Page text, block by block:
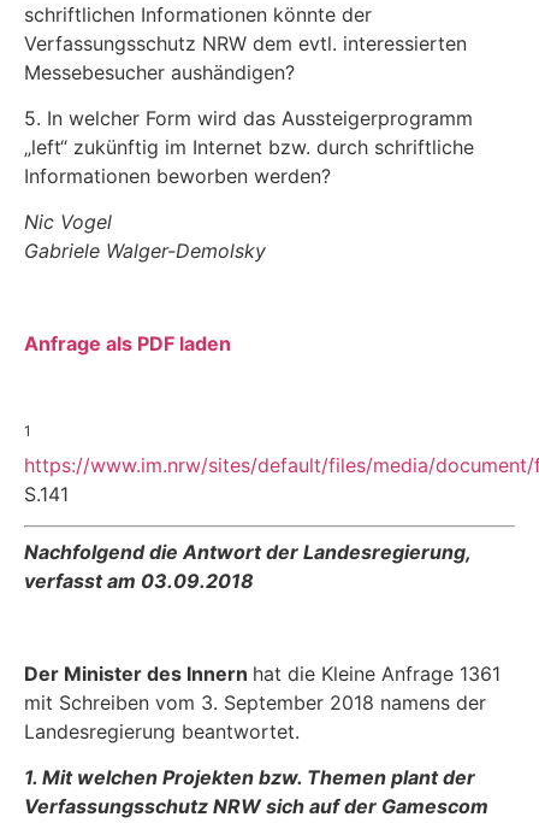
schriftlichen Informationen könnte der
Verfassungsschutz NRW dem evtl. interessierten
Messebesucher aushändigen?
5. In welcher Form wird das Aussteigerprogramm
„left“ zukünftig im Internet bzw. durch schriftliche
Informationen beworben werden?
Nic Vogel
Gabriele Walger-Demolsky
Anfrage als PDF laden
1
https://www.im.nrw/sites/default/files/media/document/
S.141
Nachfolgend die Antwort der Landesregierung,
verfasst am 03.09.2018
Der Minister des Innern hat die Kleine Anfrage 1361
mit Schreiben vom 3. September 2018 namens der
Landesregierung beantwortet.
1. Mit welchen Projekten bzw. Themen plant der
Verfassungsschutz NRW sich auf der Gamescom